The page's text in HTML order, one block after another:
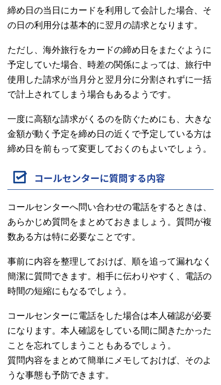
締め日の当日にカードを利用して会計した場合、そ
の日の利用分は基本的に翌月の請求となります。
ただし、海外旅行をカードの締め日をまたぐように
予定していた場合、時差の関係によっては、旅行中
使用した請求が当月分と翌月分に分割されずに一括
で計上されてしまう場合もあるようです。
一度に高額な請求がくるのを防ぐためにも、大きな
金額が動く予定を締め日の近くで予定している方は
締め日を前もって変更しておくのもよいでしょう。
コールセンターに質問する内容
コールセンターへ問い合わせの電話をするときは、
あらかじめ質問をまとめておきましょう。質問が複
数ある方は特に必要なことです。
事前に内容を整理しておけば、順を追って漏れなく
簡潔に質問できます。相手に伝わりやすく、電話の
時間の短縮にもなるでしょう。
コールセンターに電話をした場合は本人確認が必要
になります。本人確認をしている間に聞きたかった
ことを忘れてしまうこともあるでしょう。
質問内容をまとめて簡単にメモしておけば、そのよ
うな事態も予防できます。